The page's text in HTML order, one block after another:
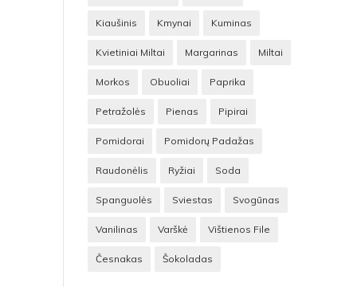
Kiaušinis Kmynai Kuminas
Kvietiniai Miltai Margarinas Miltai
Morkos Obuoliai Paprika
Petražolės Pienas Pipirai
Pomidorai Pomidorų Padažas
Raudonėlis Ryžiai Soda
Spanguolės Sviestas Svogūnas
Vanilinas Varškė Vištienos File
Česnakas Šokoladas